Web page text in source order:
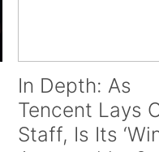
In Depth: As
Tencent Lays
Staff, Is Its